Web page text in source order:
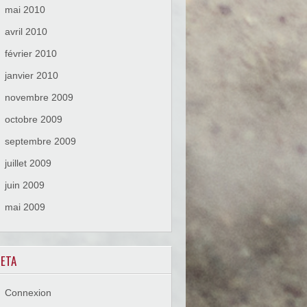
mai 2010
avril 2010
février 2010
janvier 2010
novembre 2009
octobre 2009
septembre 2009
juillet 2009
juin 2009
mai 2009
Connexion